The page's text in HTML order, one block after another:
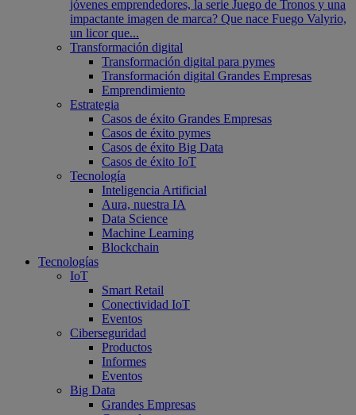
jóvenes emprendedores, la serie Juego de Tronos y una
impactante imagen de marca? Que nace Fuego Valyrio,
un licor que...
Transformación digital
Transformación digital para pymes
Transformación digital Grandes Empresas
Emprendimiento
Estrategia
Casos de éxito Grandes Empresas
Casos de éxito pymes
Casos de éxito Big Data
Casos de éxito IoT
Tecnología
Inteligencia Artificial
Aura, nuestra IA
Data Science
Machine Learning
Blockchain
Tecnologías
IoT
Smart Retail
Conectividad IoT
Eventos
Ciberseguridad
Productos
Informes
Eventos
Big Data
Grandes Empresas